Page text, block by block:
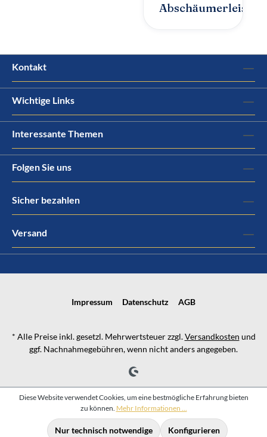
Kontakt
Wichtige Links
Interessante Themen
Folgen Sie uns
Sicher bezahlen
Versand
Impressum Datenschutz AGB
* Alle Preise inkl. gesetzl. Mehrwertsteuer zzgl.Versandkosten und
ggf. Nachnahmegebühren, wenn nicht anders angegeben.
Diese Website verwendet Cookies, um eine bestmögliche Erfahrung bieten
zu können. Mehr Informationen ...
Nur technisch notwendige Konfigurieren